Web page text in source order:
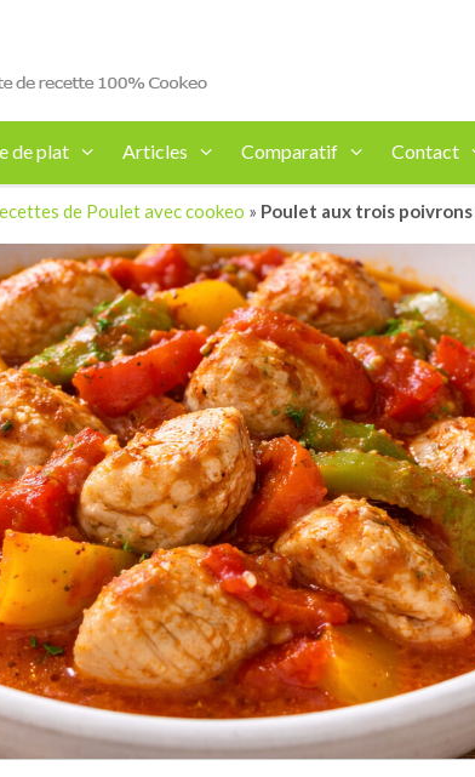
de plat Articles Comparatif Contact
de Poulet avec cookeo » Poulet aux trois